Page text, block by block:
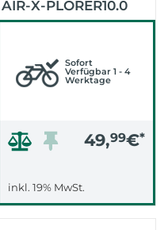
AIR-X-PLORER10.0
EDITION CLIKVALVE
BLUE)
Sofort
Verfügbar 1 - 4
Werktage
49,99€*
inkl. 19% MwSt.